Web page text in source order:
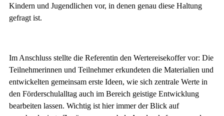
Kindern und Jugendlichen vor, in denen genau diese Haltung
gefragt ist.
Im Anschluss stellte die Referentin den Wertereisekoffer vor: Die
Teilnehmerinnen und Teilnehmer erkundeten die Materialien und
entwickelten gemeinsam erste Ideen, wie sich zentrale Werte in
den Förderschulalltag auch im Bereich geistige Entwicklung
bearbeiten lassen. Wichtig ist hier immer der Blick auf